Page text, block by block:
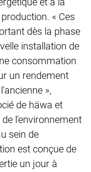
« Ces
dès la phase
installation de
consommation
un rendement
»,
de häwa et
l'environnement
sein de
est conçue de
un jour à